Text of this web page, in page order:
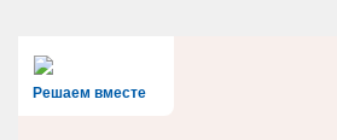
Решаем вместе